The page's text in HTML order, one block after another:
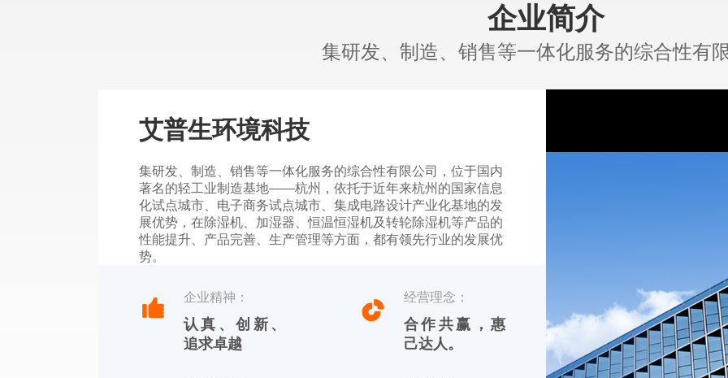
企业简介
集研发、制造、销售等一体化服务的综合性有
艾普生环境科技
集研发、制造、销售等一体化服务的综合性有限公司，位于国内
著名的轻工业制造基地——杭州，依托于近年来杭州的国家信息
化试点城市、电子商务试点城市、集成电路设计产业化基地的发
展优势，在除湿机、加湿器、恒温恒湿机及转轮除湿机等产品的
性能提升、产品完善、生产管理等方面，都有领先行业的发展优
势。
杭州川田电器拥有自主品牌，中文标识【友川】，英文标识
【YOTREE】。川田电器——核心产品 川田电器目前专业生产
除湿机、加湿机及周边湿度控制产品。
企业精神：
认真、创新、
追求卓越
经营理念：
合作共赢，惠
己达人。